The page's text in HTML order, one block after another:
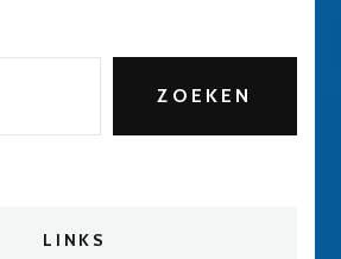
ZOEKEN
LINKS